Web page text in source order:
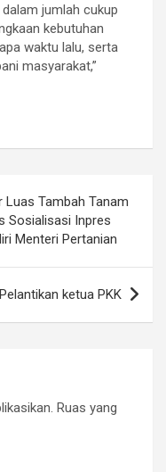
jumlah cukup
kebutuhan
waktu lalu, serta
masyarakat,”
Luas Tambah Tanam
Sosialisasi Inpres
Menteri Pertanian
ketua PKK
Ruas yang